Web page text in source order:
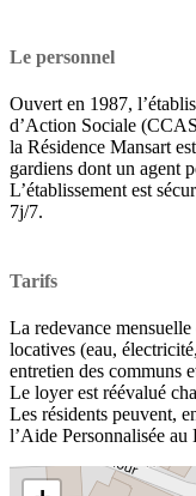
Le personnel
Ouvert en 1987,
d’Action Sociale
la Résidence Mansart
gardiens dont un agent
L’établissement est
7j/7.
Tarifs
La redevance
locatives (eau,
entretien des communs
Le loyer est réévalué
Les résidents peuvent,
l’Aide Personnalisée